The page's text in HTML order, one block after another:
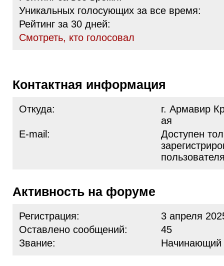
Уникальных голосующих за все время:
Рейтинг за 30 дней:
Cмотреть, кто голосовал
Контактная информация
Откуда:
г. Армавир
ая
E-mail:
Доступен
Активность на форуме
Регистрация:
3 апреля
Оставлено сообщений:
45
Звание:
Начинающий